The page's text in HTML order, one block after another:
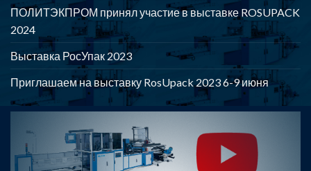
ПОЛИТЭКПРОМ принял участие в выставке ROSUPACK
2024
Выставка РосУпак 2023
Приглашаем на выставку RosUpack 2023 6-9 июня
переработки полимерной продукции